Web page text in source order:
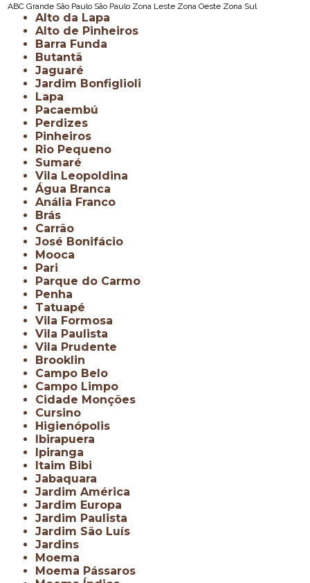
ABCGrande São Paulo São Paulo Zona Leste Zona Oeste Zona Sul
Alto da Lapa
Alto de Pinheiros
Barra Funda
Butantã
Jaguaré
Jardim Bonfiglioli
Lapa
Pacaembú
Perdizes
Pinheiros
Rio Pequeno
Sumaré
Vila Leopoldina
Água Branca
Anália Franco
Brás
Carrão
José Bonifácio
Mooca
Pari
Parque do Carmo
Penha
Tatuapé
Vila Formosa
Vila Paulista
Vila Prudente
Brooklin
Campo Belo
Campo Limpo
Cidade Monções
Cursino
Higienópolis
Ibirapuera
Ipiranga
Itaim Bibi
Jabaquara
Jardim América
Jardim Europa
Jardim Paulista
Jardim São Luís
Jardins
Moema
Moema Pássaros